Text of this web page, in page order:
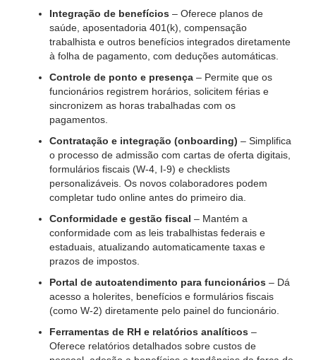
Integração de benefícios – Oferece planos de
saúde, aposentadoria 401(k), compensação
trabalhista e outros benefícios integrados diretamente
à folha de pagamento, com deduções automáticas.
Controle de ponto e presença – Permite que os
funcionários registrem horários, solicitem férias e
sincronizem as horas trabalhadas com os
pagamentos.
Contratação e integração (onboarding) – Simplifica
o processo de admissão com cartas de oferta digitais,
formulários fiscais (W-4, I-9) e checklists
personalizáveis. Os novos colaboradores podem
completar tudo online antes do primeiro dia.
Conformidade e gestão fiscal – Mantém a
conformidade com as leis trabalhistas federais e
estaduais, atualizando automaticamente taxas e
prazos de impostos.
Portal de autoatendimento para funcionários – Dá
acesso a holerites, benefícios e formulários fiscais
(como W-2) diretamente pelo painel do funcionário.
Ferramentas de RH e relatórios analíticos –
Oferece relatórios detalhados sobre custos de